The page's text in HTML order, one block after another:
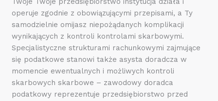
operuje zgodnie z obowiązującymi przepisami, a Ty
samodzielnie omijasz niepożądanych komplikacji
wynikających z kontroli kontrolami skarbowymi.
Specjalistyczne strukturami rachunkowymi zajmujące
się podatkowe stanowi także asysta doradcza w
momencie ewentualnych i możliwych kontroli
skarbowych skarbowe – zawodowy doradca
podatkowy reprezentuje przedsiębiorstwo przed